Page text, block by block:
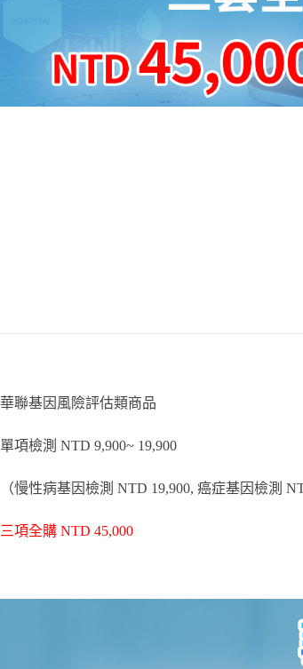
華聯基因風險評估類商品
單項檢測 NTD 9,900~ 19,900
（慢性病基因檢測 NTD 19,900, 癌症基因檢測
三項全購 NTD 45,000